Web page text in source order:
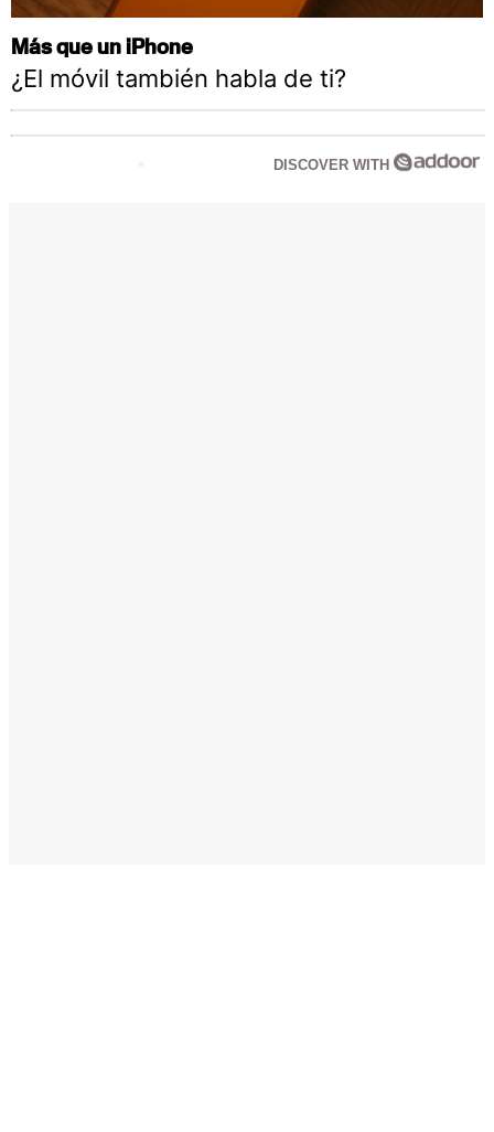
Más que un iPhone
¿El móvil también habla de ti?
DISCOVER WITH